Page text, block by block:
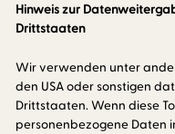
Hinweis zur
Drittstaaten
Wir verwenden unter
den USA oder sonstigen
Drittstaaten. Wenn diese
personenbezogene Daten